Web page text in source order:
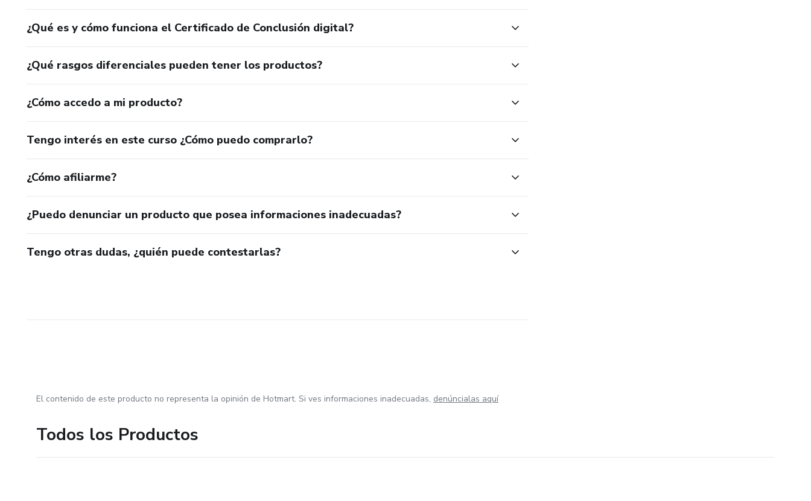
¿Qué es y cómo funciona el Certificado de Conclusión digital?
¿Qué rasgos diferenciales pueden tener los productos?
¿Cómo accedo a mi producto?
Tengo interés en este curso ¿Cómo puedo comprarlo?
¿Cómo afiliarme?
¿Puedo denunciar un producto que posea informaciones inadecuadas?
Tengo otras dudas, ¿quién puede contestarlas?
El contenido de este producto no representa la opinión de Hotmart. Si ves informaciones inadecuadas, denúncialas aquí
Todos los Productos